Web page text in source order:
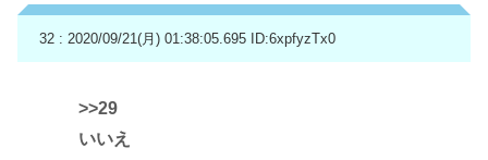
32 : 2020/09/21(月) 01:38:05.695 ID:6xpfyzTx0
>>29
いいえ